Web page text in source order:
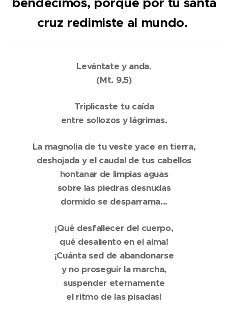
cruz redimiste al mundo.
Levántate y anda.
(Mt. 9,5)
Triplicaste tu caída
entre sollozos y lágrimas.
La magnolia de tu veste yace en tierra,
deshojada y el caudal de tus cabellos
hontanar de limpias aguas
sobre las piedras desnudas
dormido se desparrama...
¡Qué desfallecer del cuerpo,
qué desaliento en el alma!
¡Cuánta sed de abandonarse
y no proseguir la marcha,
suspender eternamente
el ritmo de las pisadas!